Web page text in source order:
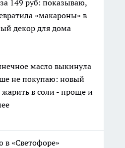
149 руб: показываю,
«макароны» в
декор для дома
масло выкинула
не покупаю: новый
жарить в соли - проще и
в «Светофоре»